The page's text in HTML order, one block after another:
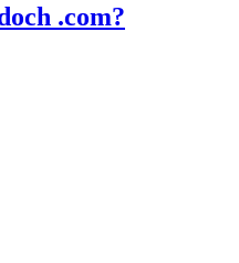
.com?